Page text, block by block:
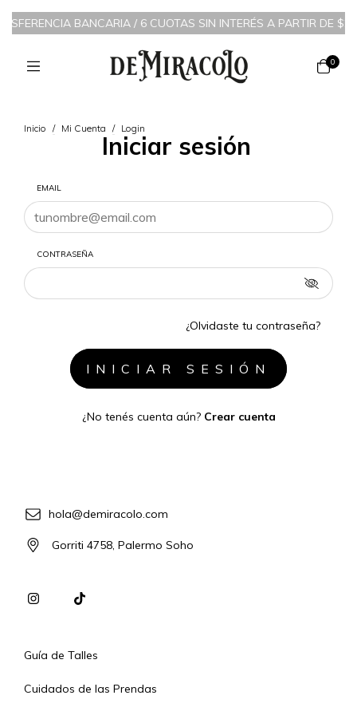
BANCARIA/6 CUOTAS SIN INTERÉS A PARTIR DE
0
Inicio / Mi Cuenta / Login
Iniciar sesión
EMAIL
CONTRASEÑA
¿Olvidaste tu contraseña?
¿No tenés cuenta aún? Crear cuenta
hola@demiracolo.com
Gorriti 4758, Palermo Soho
Guía de Talles
Cuidados de las Prendas